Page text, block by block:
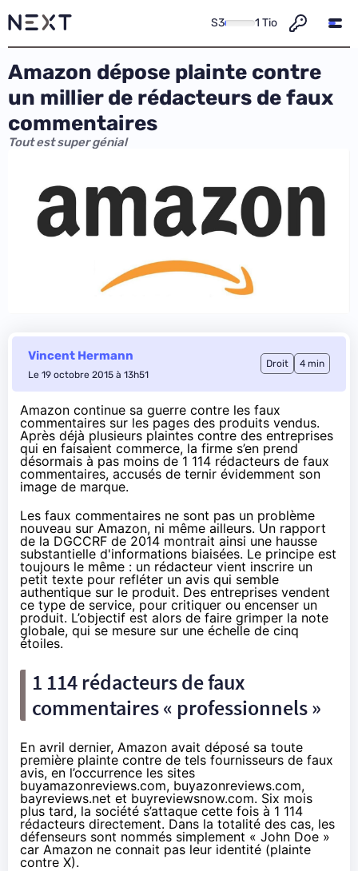
S3 1 Tio
Amazon dépose plainte contre
un millier de rédacteurs de faux
commentaires
Tout est super génial
Vincent Hermann
Le 19 octobre 2015 à 13h51
Droit 4 min
Amazon continue sa guerre contre les faux
commentaires sur les pages des produits vendus.
Après déjà plusieurs plaintes contre des entreprises
qui en faisaient commerce, la firme s’en prend
désormais à pas moins de 1 114 rédacteurs de faux
commentaires, accusés de ternir évidemment son
image de marque.
Les faux commentaires ne sont pas un problème
nouveau sur Amazon, ni même ailleurs. Un rapport
de la DGCCRF de 2014 montrait ainsi une hausse
substantielle d'informations biaisées. Le principe est
toujours le même : un rédacteur vient inscrire un
petit texte pour refléter un avis qui semble
authentique sur le produit. Des entreprises vendent
ce type de service, pour critiquer ou encenser un
produit. L’objectif est alors de faire grimper la note
globale, qui se mesure sur une échelle de cinq
étoiles.
1 114 rédacteurs de faux
commentaires « professionnels »
En avril dernier, Amazon avait déposé sa toute
première plainte contre de tels fournisseurs de faux
avis, en l’occurrence les sites
buyamazonreviews.com, buyazonreviews.com,
bayreviews.net et buyreviewsnow.com. Six mois
plus tard, la société s’attaque cette fois à 1 114
rédacteurs directement. Dans la totalité des cas, les
défenseurs sont nommés simplement « John Doe »
car Amazon ne connait pas leur identité (plainte
contre X).